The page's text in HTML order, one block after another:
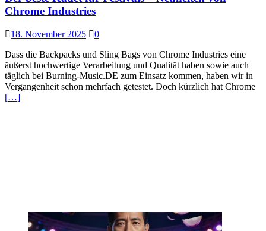
Chrome Industries
18. November 2025
0
Dass die Backpacks und Sling Bags von Chrome Industries eine
äußerst hochwertige Verarbeitung und Qualität haben sowie auch
täglich bei Burning-Music.DE zum Einsatz kommen, haben wir in
Vergangenheit schon mehrfach getestet. Doch kürzlich hat Chrome
[…]